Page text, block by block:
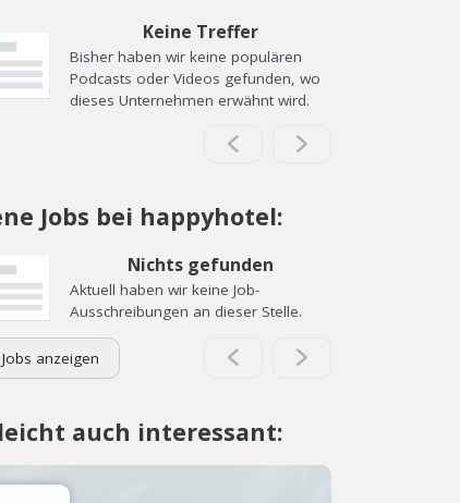
Keine Treffer
Bisher haben wir keine populären
Podcasts oder Videos gefunden, wo
dieses Unternehmen erwähnt wird.
Jobs bei happyhotel:
Nichts gefunden
Aktuell haben wir keine Job-
Ausschreibungen an dieser Stelle.
anzeigen
auch interessant: